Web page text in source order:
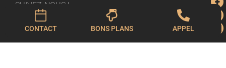
CONTACT BONS PLANS APPEL
SUIVEZ-NOUS !